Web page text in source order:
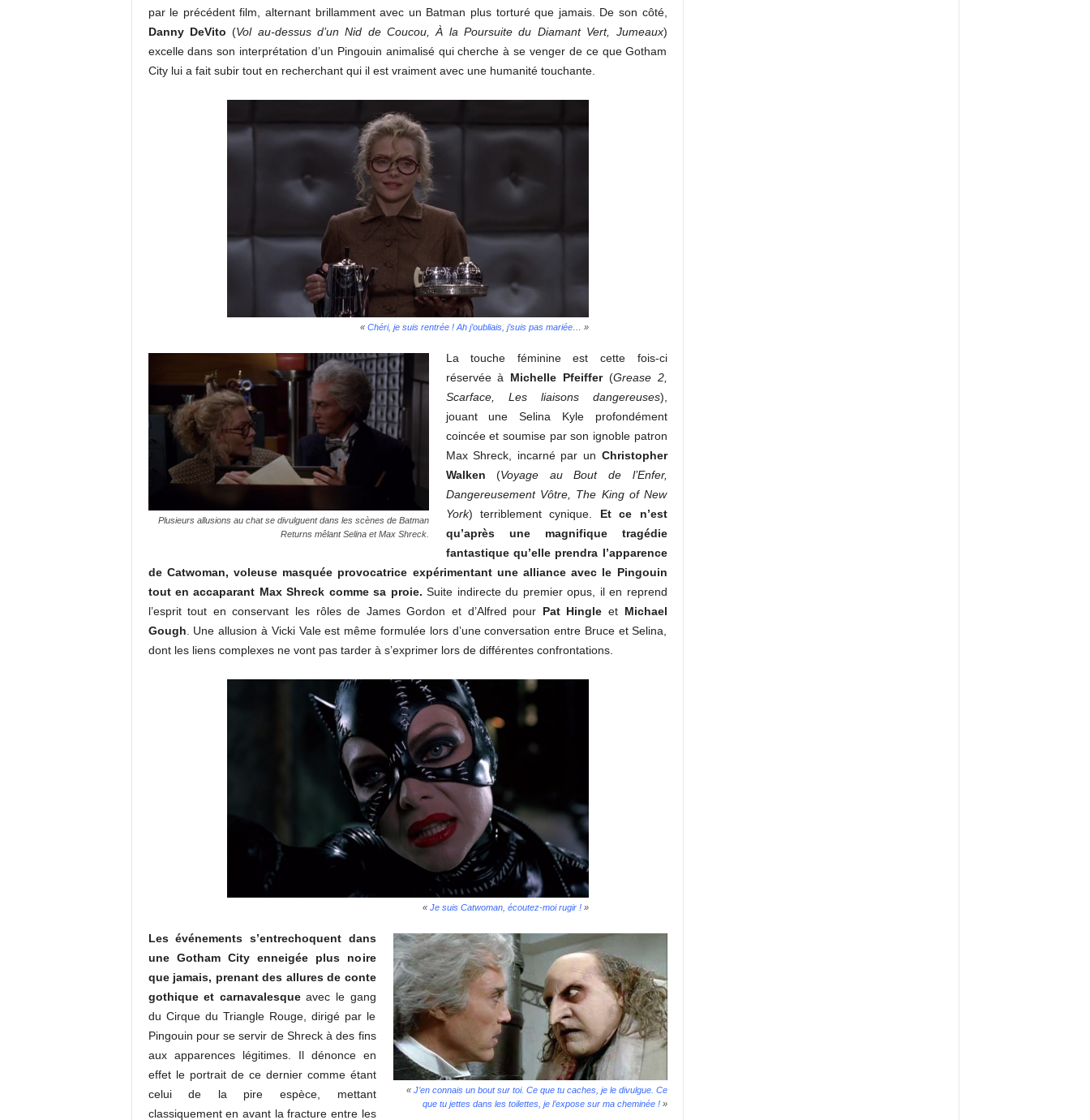
par le précédent film, alternant brillamment avec un Batman plus torturé que jamais. De son côté,
Danny DeVito (Vol au-dessus d’un Nid de Coucou, À la Poursuite du Diamant Vert, Jumeaux)
excelle dans son interprétation d’un Pingouin animalisé qui cherche à se venger de ce que Gotham
City lui a fait subir tout en recherchant qui il est vraiment avec une humanité touchante.
« Chéri, je suis rentrée ! Ah j’oubliais, j’suis pas mariée… »
Plusieurs allusions au chat se divulguent dans les scènes de Batman
Returnsmêlant Selina et Max Shreck.
La touche féminine est cette fois-ci
réservée à Michelle Pfeiffer(Grease 2,
Scarface, Les liaisons dangereuses),
jouant une Selina Kyle profondément
coincée et soumise par son ignoble patron
Max Shreck, incarné par un Christopher
Walken (Voyage au Bout de l’Enfer,
Dangereusement Vôtre, The King of New
York) terriblement cynique. Et ce n’est
qu’après une magnifique tragédie
fantastique qu’elle prendra l’apparence
de Catwoman, voleuse masquée provocatrice expérimentant une alliance avec le Pingouin
tout en accaparant Max Shreck comme sa proie. Suite indirecte du premier opus, il en reprend
l’esprit tout en conservant les rôles de James Gordon et d’Alfred pour Pat Hingle et Michael
Gough . Une allusion à Vicki Vale est même formulée lors d’une conversation entre Bruce et Selina,
dont les liens complexes ne vont pas tarder à s’exprimer lors de différentes confrontations.
«Je suis Catwoman, écoutez-moi rugir !»
« J’en connais un bout sur toi. Ce que tu caches, je le divulgue. Ce
que tu jettes dans les toilettes, je l’expose sur ma cheminée !»
Les événements s’entrechoquent dans
une Gotham City enneigée plus noire
que jamais, prenant des allures de conte
gothique et carnavalesqueavec le gang
du Cirque du Triangle Rouge, dirigé par le
Pingouin pour se servir de Shreck à des fins
aux apparences légitimes. Il dénonce en
effet le portrait de ce dernier comme étant
celui de la pire espèce, mettant
classiquement en avant la fracture entre les